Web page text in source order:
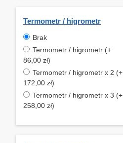
Termometr / higrometr
Brak
Termometr / higrometr (+
86,00 zł)
Termometr / higrometr x 2 (+
172,00 zł)
Termometr / higrometr x 3 (+
258,00 zł)